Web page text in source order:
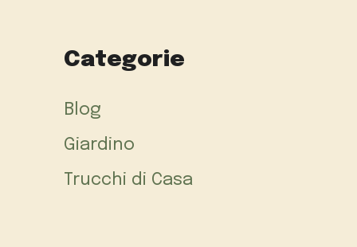
Categorie
Blog
Giardino
Trucchi di Casa